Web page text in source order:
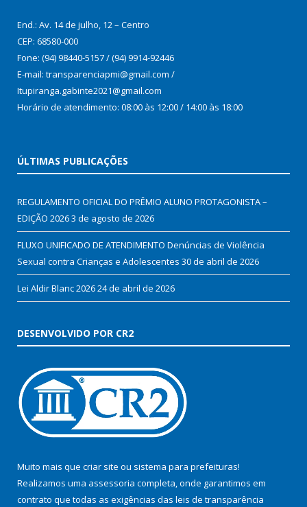
End.: Av. 14 de julho, 12 – Centro
CEP: 68580-000
Fone: (94) 98440-5157 / (94) 9914-92446
E-mail: transparenciapmi@gmail.com /
Itupiranga.gabinte2021@gmail.com
Horário de atendimento: 08:00 às 12:00 / 14:00 às 18:00
ÚLTIMAS PUBLICAÇÕES
REGULAMENTO OFICIAL DO PRÊMIO ALUNO PROTAGONISTA –
EDIÇÃO 20263 de agosto de 2026
FLUXO UNIFICADO DE ATENDIMENTO Denúncias de Violência
Sexual contra Crianças e Adolescentes 30 de abril de 2026
Lei Aldir Blanc 202624 de abril de 2026
DESENVOLVIDO POR CR2
Muito mais que criar site ou sistema para prefeituras!
Realizamos uma assessoria completa, onde garantimos em
contrato que todas as exigências das leis de transparência